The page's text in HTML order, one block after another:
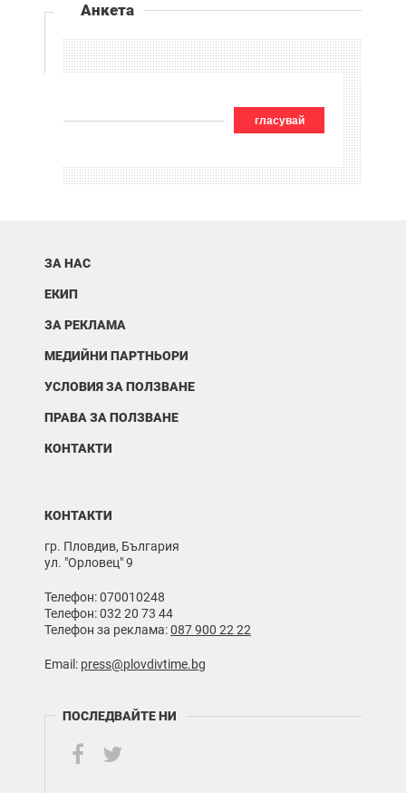
Анкета
гласувай
ЗА НАС
ЕКИП
ЗА РЕКЛАМА
МЕДИЙНИ ПАРТНЬОРИ
УСЛОВИЯ ЗА ПОЛЗВАНЕ
ПРАВА ЗА ПОЛЗВАНЕ
КОНТАКТИ
КОНТАКТИ
гр. Пловдив, България
ул. "Орловец" 9
Телефон: 070010248
Телефон: 032 20 73 44
Телефон за реклама:087 900 22 22
Email: press@plovdivtime.bg
ПОСЛЕДВАЙТЕ НИ